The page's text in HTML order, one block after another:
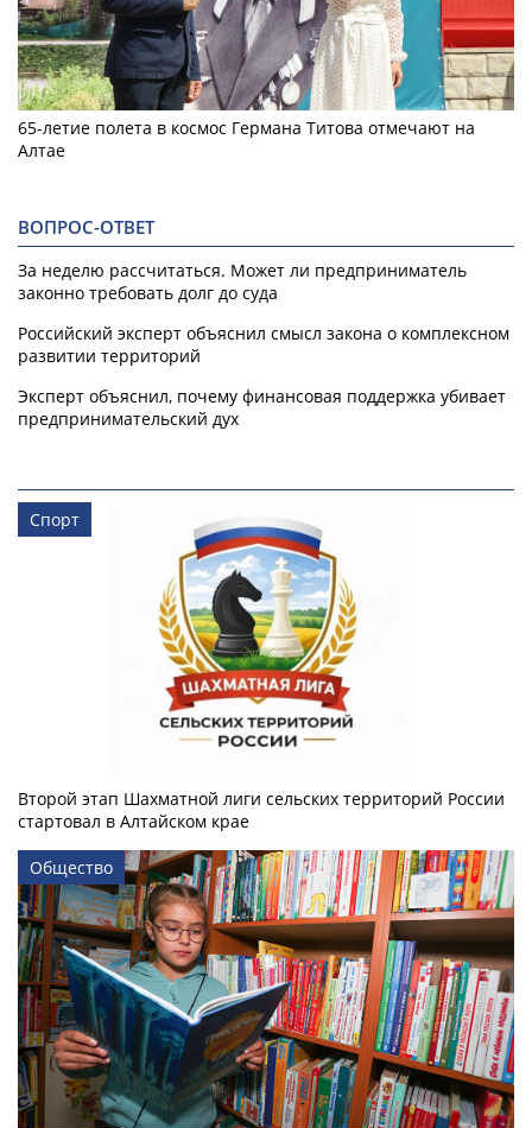
65-летие полета в космос Германа Титова отмечают на
Алтае
ВОПРОС-ОТВЕТ
За неделю рассчитаться. Может ли предприниматель
законно требовать долг до суда
Российский эксперт объяснил смысл закона о комплексном
развитии территорий
Эксперт объяснил, почему финансовая поддержка убивает
предпринимательский дух
Спорт
Второй этап Шахматной лиги сельских территорий России
стартовал в Алтайском крае
Общество